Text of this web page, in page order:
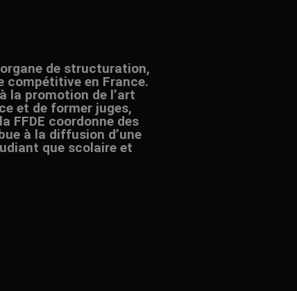
organe de structuration,
compétitive en France.
la promotion de l’art
et de former juges,
FFDE coordonne des
à la diffusion d’une
que scolaire et